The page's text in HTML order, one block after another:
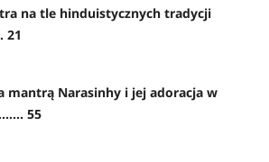
na tle hinduistycznych tradycji
21
mantrą Narasinhy i jej adoracja w
55